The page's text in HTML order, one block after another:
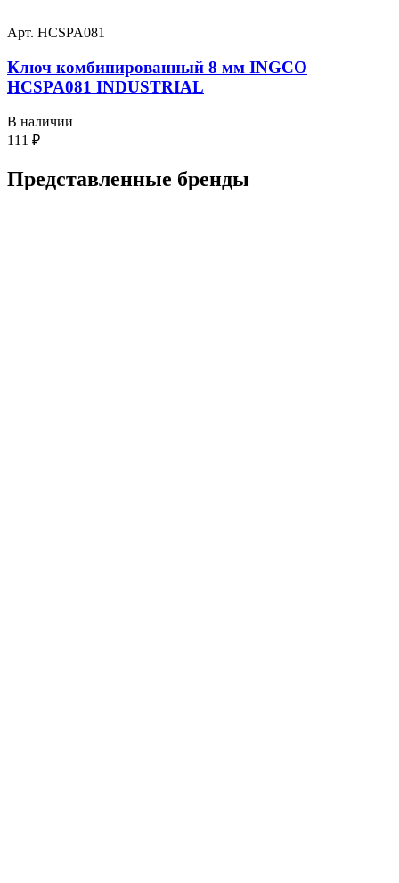
Арт. HCSPA081
Ключ комбинированный 8 мм INGCO
HCSPA081 INDUSTRIAL
В наличии
111 ₽
Представленные бренды